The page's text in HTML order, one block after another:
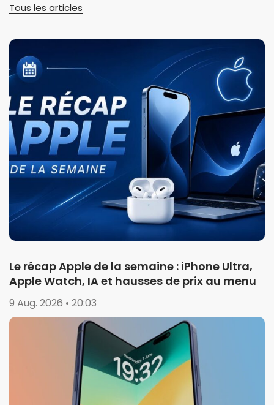
Tous les articles
Le récap Apple de la semaine : iPhone Ultra,
Apple Watch, IA et hausses de prix au menu
9 Aug. 2026 • 20:03